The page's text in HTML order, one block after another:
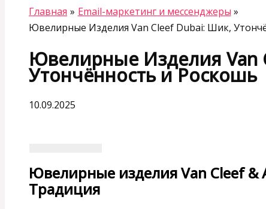
Главная
Email-маркетинг и мессенджеры
Ювелирные Изделия Van Cleef Dubai: Шик,
Ювелирные Изделия Van
Утончённость и Роскошь
10.09.2025
Ювелирные изделия Van Cleef &
Традиция